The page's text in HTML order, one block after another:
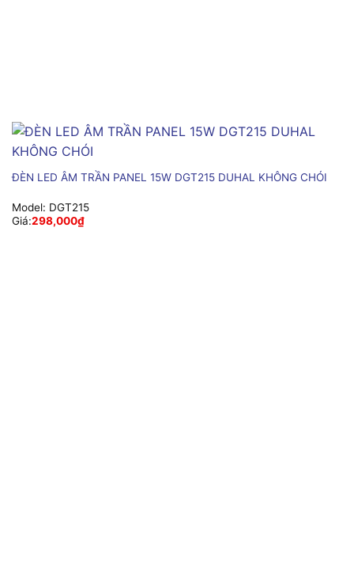
ĐÈN LED ÂM TRẦN PANEL 15W DGT215 DUHAL KHÔNG CHÓI
Model: DGT215
Giá:298,000₫